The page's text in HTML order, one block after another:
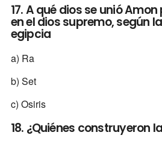
17. A qué dios se unió
en el dios supremo, según
egipcia
a) Ra
b) Set
c) Osiris
18. ¿Quiénes construyeron